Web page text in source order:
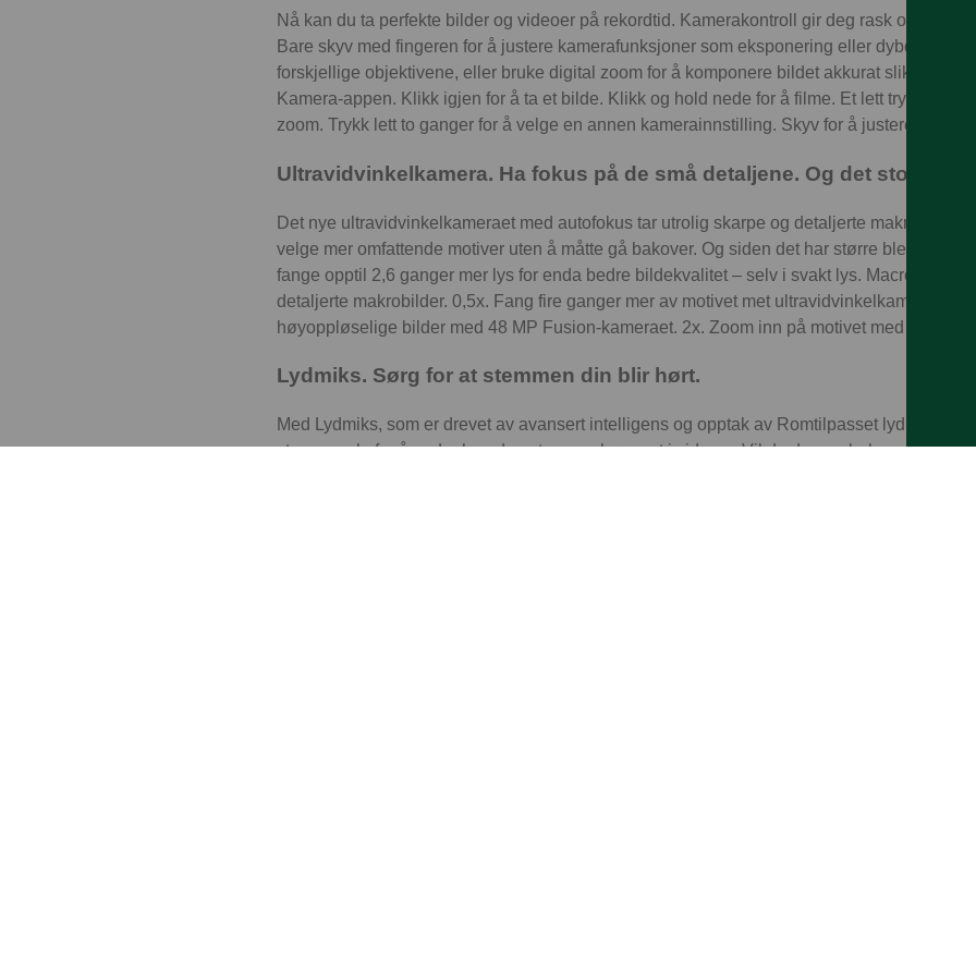
Nå kan du ta perfekte bilder og videoer på rekordtid. Kamerakontroll gir deg rask og enkel
Bare skyv med fingeren for å justere kamerafunksjoner som eksponering eller
forskjellige objektivene, eller bruke digital zoom for å komponere bildet akkurat slik du vil
Kamera-appen. Klikk igjen for å ta et bilde. Klikk og hold nede for å filme. Et lett trykk åpner
zoom. Trykk lett to ganger for å velge en annen kamerainnstilling. Skyv for å justere
Ultravidvinkelkamera. Ha fokus på de små detaljene. Og det store
Det nye ultravidvinkelkameraet med autofokus tar utrolig skarpe og detaljerte makrobilder
velge mer omfattende motiver uten å måtte gå bakover. Og siden det har større
fange opptil 2,6 ganger mer lys for enda bedre bildekvalitet – selv i svakt lys. Macro. For
detaljerte makrobilder. 0,5x. Fang fire ganger mer av motivet met ultravidvinkelkameraet.
høyoppløselige bilder med 48 MP Fusion-kameraet. 2x. Zoom inn på motivet med 2x tele
Lydmiks. Sørg for at stemmen din blir hørt.
Med Lydmiks, som er drevet av avansert intelligens og opptak av Romtilpasset lyd, kan du
stemmevalg for å endre hvordan stemmer høres ut i videoer. Vil du dempe